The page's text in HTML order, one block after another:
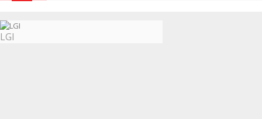
LGI